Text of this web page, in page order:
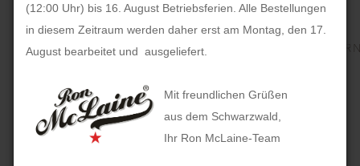
(12:00 Uhr) bis 16. August Betriebsferien. Alle Bestellungen
in diesem Zeitraum werden daher erst am Montag, den 17.
August bearbeitet und ausgeliefert.
Mit freundlichen Grüßen
aus dem Schwarzwald,
Ihr Ron McLaine-Team